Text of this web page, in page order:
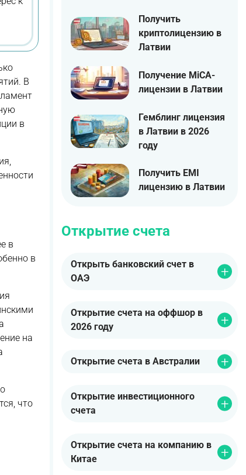
В
в
в
в
на
что
Получить
криптолицензию в
Латвии
Получение MiCA-
лицензии в Латвии
Гемблинг лицензия
в Латвии в 2026
году
Получить EMI
лицензию в Латвии
Открытие счета
Открыть банковский счет в
ОАЭ
Открытие счета на оффшор в
2026 году
Открытие счета в Австралии
Открытие инвестиционного
счета
Открытие счета на компанию в
Китае